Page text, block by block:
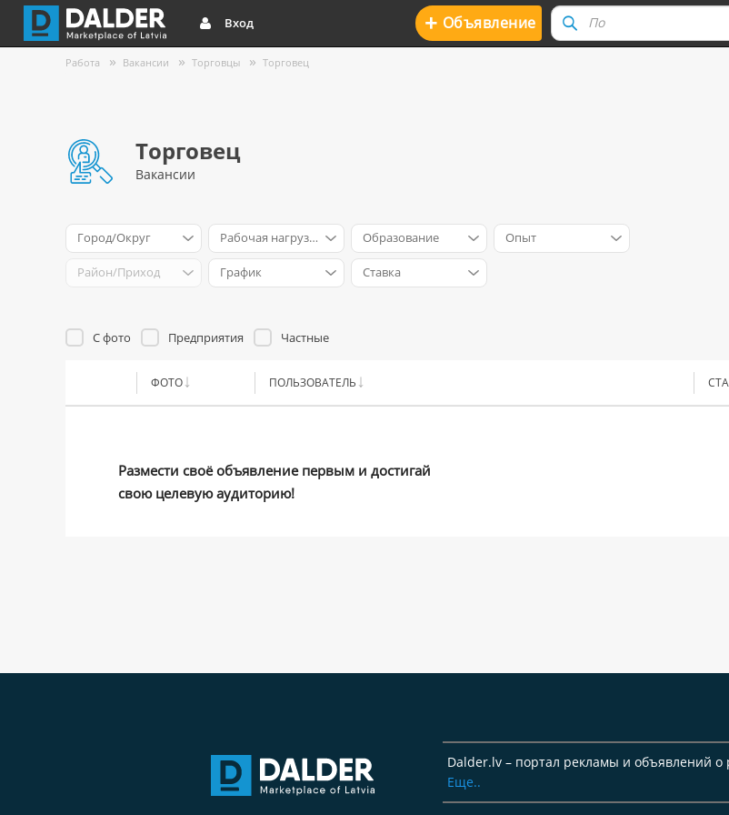
Вход + Oбъявление
Работа Вакансии Торговцы Торговец
Торговец
Вакансии
Город/Округ Рабочая нагрузка Образование Опыт
Район/Приход График Ставка
С фото Предприятия Частные
ФОТО ПОЛЬЗОВАТЕЛЬ
Размести своё объявление первым и достигай
свою целевую аудиторию!
Dalder.lv – портал рекламы и объявлений о
Еще..